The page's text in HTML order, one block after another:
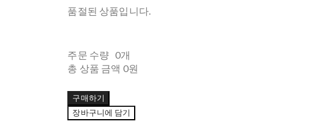
품절된 상품입니다.
주문 수량 0개
총 상품 금액 0원
구매하기
장바구니에 담기